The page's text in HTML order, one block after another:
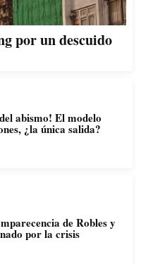
por un descuido
abismo! El modelo
¿la única salida?
de Robles y
por la crisis